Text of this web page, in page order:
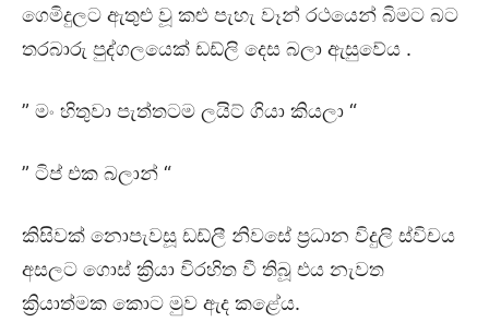
ගෙමිදුලට ඇතුළු වූ කළු පැහැ වෑන් රථයෙන් බිමට බට
තරබාරු පුද්ගලයෙක් ඩඩ්ලි දෙස බලා ඇසුවේය .
” මං හිතුවා පැත්තටම ලයිට් ගියා කියලා “
” ටිප් එක බලාන් “
කිසිවක් නොපැවසූ ඩඩ්ලී නිවසේ ප්‍රධාන විදුලි ස්විචය
අසලට ගොස් ක්‍රියා විරහිත වී තිබූ එය නැවත
ක්‍රියාත්මක කොට මුව ඇද කළේය.